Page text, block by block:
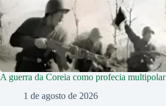
A guerra da Coreia como profecia multipolar
1 de agosto de 2026